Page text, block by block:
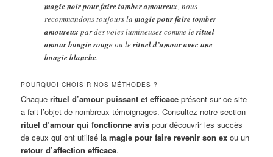
magie noir pour faire tomber amoureux, nous
recommandons toujours lamagie pour faire tomber
amoureux par des voies lumineuses comme lerituel
amour bougie rouge ou lerituel d’amour avec une
bougie blanche.
POURQUOI CHOISIR NOS MÉTHODES ?
Chaquerituel d’amour puissant et efficace présent sur ce site
a fait l’objet de nombreux témoignages. Consultez notre section
rituel d’amour qui fonctionne avis pour découvrir les succès
de ceux qui ont utilisé lamagie pour faire revenir son ex ou un
retour d’affection efficace.